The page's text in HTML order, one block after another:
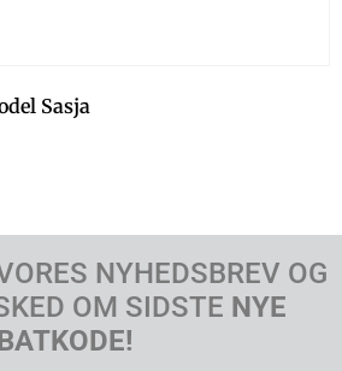
Sasja
NYHEDSBREV OG
OM SIDSTE NYE